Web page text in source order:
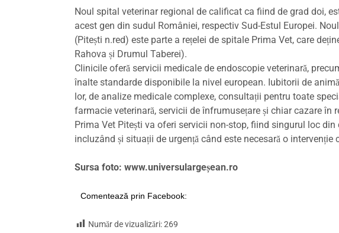
Noul spital veterinar regional de calificat ca fiind de grad doi,
acest gen din sudul României, respectiv Sud-Estul Europei.
(Pitești n.red) este parte a rețelei de spitale Prima Vet, care
Rahova și Drumul Taberei).
Clinicile oferă servicii medicale de endoscopie veterinară,
înalte standarde disponibile la nivel european. Iubitorii de
lor, de analize medicale complexe, consultații pentru toate
farmacie veterinară, servicii de înfrumusețare și chiar cazare în
Prima Vet Pitești va oferi servicii non-stop, fiind singurul loc
incluzând și situații de urgență când este necesară o intervenție
Sursa foto: www.universulargeșean.ro
Comentează prin Facebook:
Număr de vizualizări:269